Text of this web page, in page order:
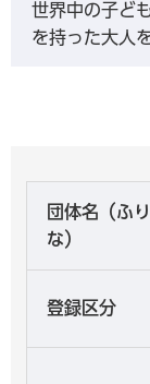
世界中の子ど
を持った大人
団体名（ふ
な）
登録区分